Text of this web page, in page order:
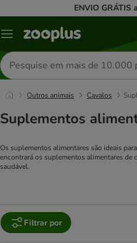
ENVIO GRÁTIS
Menu
Pesquisar
produtos
Outros animais Cavalos
Suplementos
Os suplementos alimentares são ideais
encontrará os suplementos alimentares de
saudável.
Filtrar por